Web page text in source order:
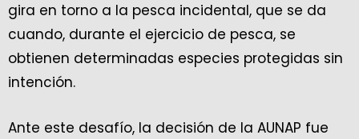
gira en torno a la pesca incidental, que se da
cuando, durante el ejercicio de pesca, se
obtienen determinadas especies protegidas sin
intención.
Ante este desafío, la decisión de la AUNAP fue